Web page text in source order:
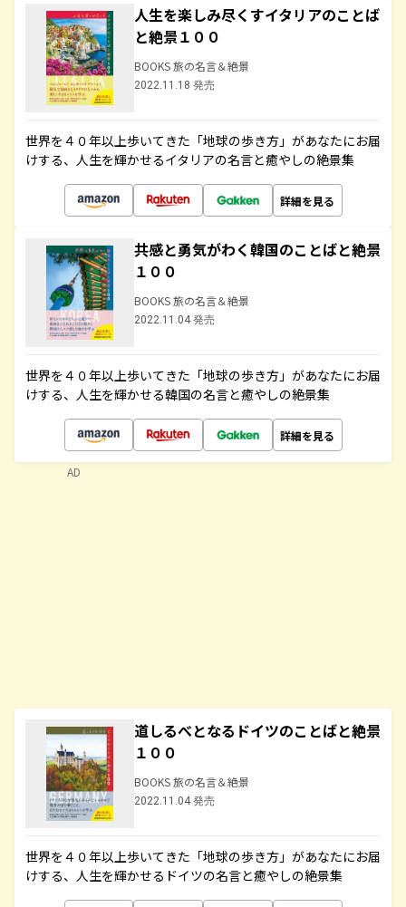
人生を楽しみ尽くすイタリアのことば
と絶景１００
BOOKS 旅の名言＆絶景
2022.11.18 発売
世界を４０年以上歩いてきた「地球の歩き方」があなたにお届
けする、人生を輝かせるイタリアの名言と癒やしの絶景集
詳細を見る
共感と勇気がわく韓国のことばと絶景
１００
BOOKS 旅の名言＆絶景
2022.11.04 発売
世界を４０年以上歩いてきた「地球の歩き方」があなたにお届
けする、人生を輝かせる韓国の名言と癒やしの絶景集
詳細を見る
道しるべとなるドイツのことばと絶景
１００
BOOKS 旅の名言＆絶景
2022.11.04 発売
世界を４０年以上歩いてきた「地球の歩き方」があなたにお届
けする、人生を輝かせるドイツの名言と癒やしの絶景集
AD